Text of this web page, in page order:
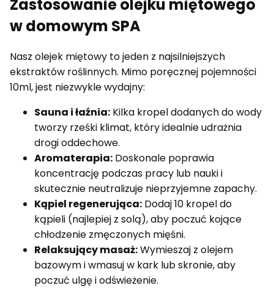
Zastosowanie olejku miętowego
w domowym SPA
Nasz olejek miętowy to jeden z najsilniejszych
ekstraktów roślinnych. Mimo poręcznej pojemności
10ml, jest niezwykle wydajny:
Sauna i łaźnia: Kilka kropel dodanych do wody
tworzy rześki klimat, który idealnie udrażnia
drogi oddechowe.
Aromaterapia: Doskonale poprawia
koncentrację podczas pracy lub nauki i
skutecznie neutralizuje nieprzyjemne zapachy.
Kąpiel regenerująca: Dodaj 10 kropel do
kąpieli (najlepiej z solą), aby poczuć kojące
chłodzenie zmęczonych mięśni.
Relaksujący masaż:Wymieszaj z olejem
bazowym i wmasuj w kark lub skronie, aby
poczuć ulgę i odświeżenie.